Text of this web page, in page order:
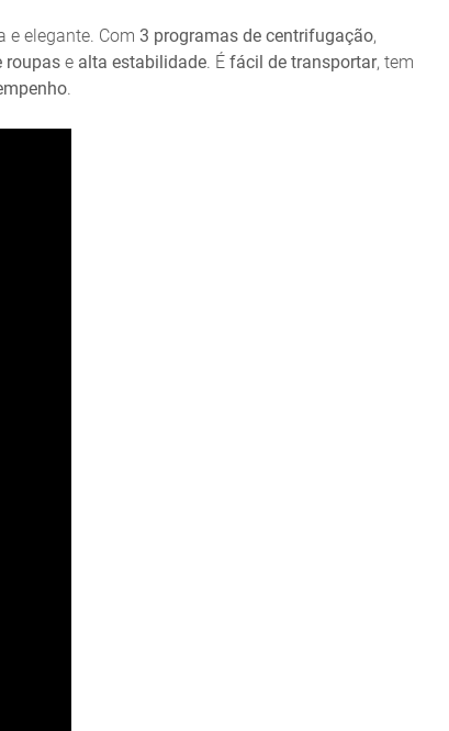
e elegante. Com 3 programas de centrifugação,
roupas e alta estabilidade. É fácil de transportar, tem
.